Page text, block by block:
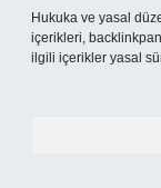
Hukuka ve yasal
içerikleri,
ilgili içerikler yasal